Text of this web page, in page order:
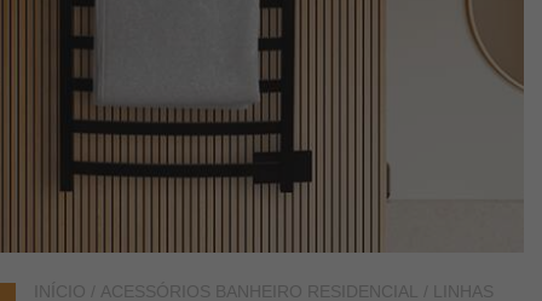
INÍCIO / ACESSÓRIOS BANHEIRO RESIDENCIAL /
LINHAS